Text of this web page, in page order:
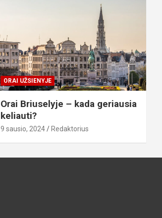
ORAI UŽSIENYJE
Orai Briuselyje – kada geriausia
keliauti?
9 sausio, 2024 Redaktorius